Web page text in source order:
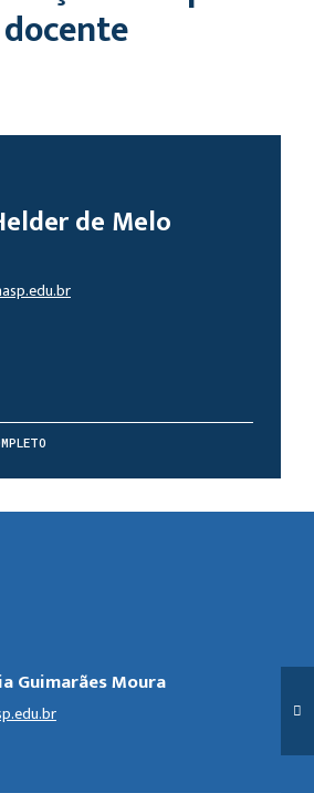
docente
de Melo
Guimarães Moura